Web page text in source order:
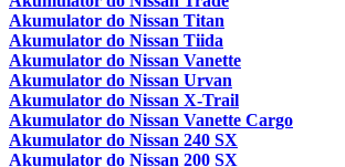
Akumulator do Nissan Titan
Akumulator do Nissan Tiida
Akumulator do Nissan Vanette
Akumulator do Nissan Urvan
Akumulator do Nissan X-Trail
Akumulator do Nissan Vanette Cargo
Akumulator do Nissan 240 SX
Akumulator do Nissan 200 SX